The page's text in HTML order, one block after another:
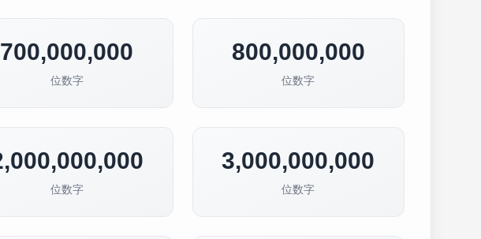
700,000,000
位数字
800,000,000
位数字
位数字
3,000,000,000
位数字